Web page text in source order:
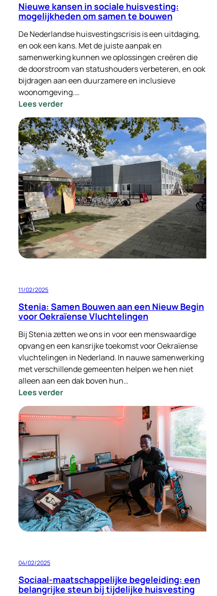
Nieuwe kansen in sociale huisvesting:
mogelijkheden om samen te bouwen
De Nederlandse huisvestingscrisis is een uitdaging,
en ook een kans. Met de juiste aanpak en
samenwerking kunnen we oplossingen creëren die
de doorstroom van statushouders verbeteren, en ook
bijdragen aan een duurzamere en inclusieve
woonomgeving.…
Lees verder:
Nieuwe
kansen
in
sociale
huisvesting:
mogelijkheden
om
samen
te
bouwen
11/02/2025
Stenia: Samen Bouwen aan een Nieuw Begin
voor Oekraïense Vluchtelingen
Bij Stenia zetten we ons in voor een menswaardige
opvang en een kansrijke toekomst voor Oekraïense
vluchtelingen in Nederland. In nauwe samenwerking
met verschillende gemeenten helpen we hen niet
alleen aan een dak boven hun…
Lees verder:
Stenia:
Samen
Nieuw
Begin
voor
Oekraïense
Vluchtelingen
04/02/2025
Sociaal-maatschappelijke begeleiding: een
belangrijke steun bij tijdelijke huisvesting